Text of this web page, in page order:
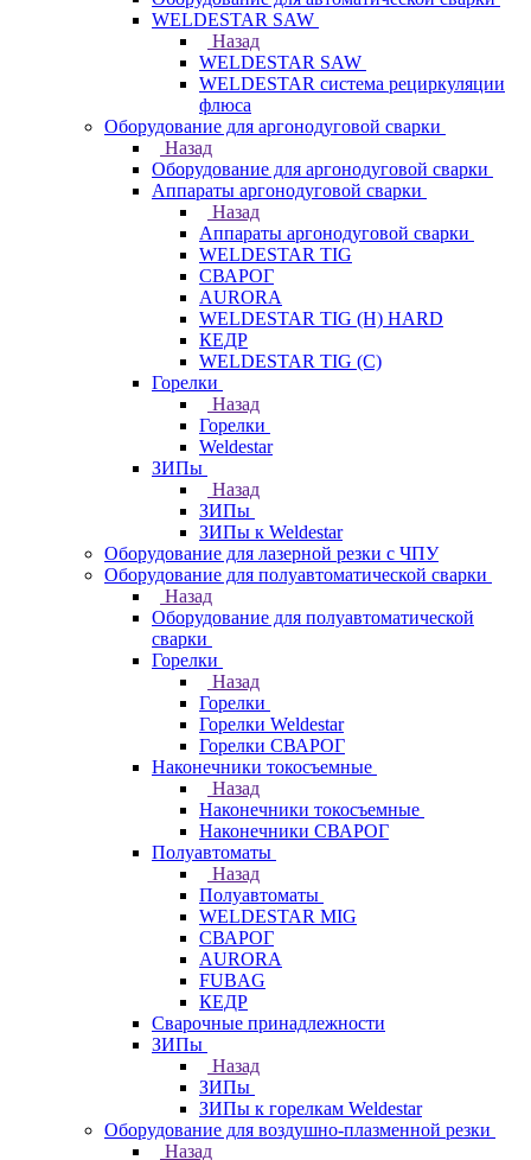
WELDESTAR SAW
Назад
WELDESTAR SAW
WELDESTAR система рециркуляции
флюса
Оборудование для аргонодуговой сварки
Назад
Оборудование для аргонодуговой сварки
Аппараты аргонодуговой сварки
Назад
Аппараты аргонодуговой сварки
WELDESTAR TIG
СВАРОГ
AURORA
WELDESTAR TIG (H) HARD
КЕДР
WELDESTAR TIG (С)
Горелки
Назад
Горелки
Weldestar
ЗИПы
Назад
ЗИПы
ЗИПы к Weldestar
Оборудование для лазерной резки с ЧПУ
Оборудование для полуавтоматической сварки
Назад
Оборудование для полуавтоматической
сварки
Горелки
Назад
Горелки
Горелки Weldestar
Горелки СВАРОГ
Наконечники токосъемные
Назад
Наконечники токосъемные
Наконечники СВАРОГ
Полуавтоматы
Назад
Полуавтоматы
WELDESTAR MIG
СВАРОГ
AURORA
FUBAG
КЕДР
Сварочные принадлежности
ЗИПы
Назад
ЗИПы
ЗИПы к горелкам Weldestar
Оборудование для воздушно-плазменной резки
Назад